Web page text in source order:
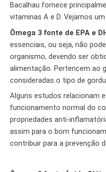
Bacalhau fornece
vitaminas A e D. Vejamos
Ômega 3 fonte de EPA e
essenciais, ou seja, não
organismo, devendo ser
alimentação. Pertencem ao
consideradas o tipo de
Alguns estudos relacionam
funcionamento normal do
propriedades anti-
assim para o bom
contribuir para a prevenção